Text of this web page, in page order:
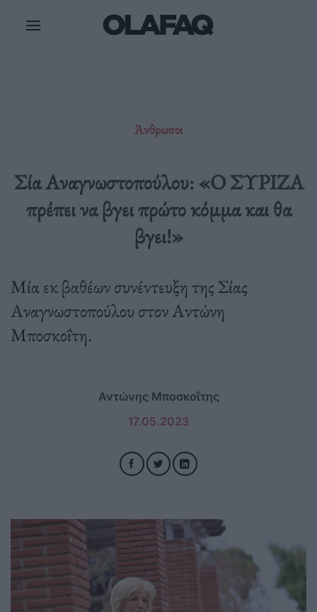
Άνθρωποι
Σία Αναγνωστοπούλου: «Ο ΣΥΡΙΖΑ
πρέπει να βγει πρώτο κόμμα και θα
βγει!»
Μία εκ βαθέων συνέντευξη της Σίας
Αναγνωστοπούλου στον Αντώνη
Μποσκοΐτη.
Αντώνης Μποσκοΐτης
17.05.2023